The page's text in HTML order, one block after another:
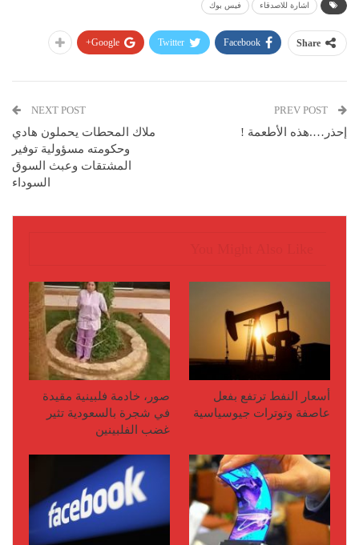
اشارة للاصدقاء فيس بوك
Share
Facebook
Twitter
Google+
إحذر….هذه الأطعمة !
NEXT POST
ملاك المحطات يحملون هادي
وحكومته مسؤولية توفير
المشتقات وعبث السوق
السوداء
أسعار النفط ترتفع بفعل
عاصفة وتوترات جيوسياسية
صور، خادمة فلبينية مقيدة
في شجرة بالسعودية تثير
غضب الفلبينين